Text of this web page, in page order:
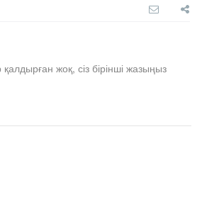
қалдырған жоқ, сіз бірінші жазыңыз